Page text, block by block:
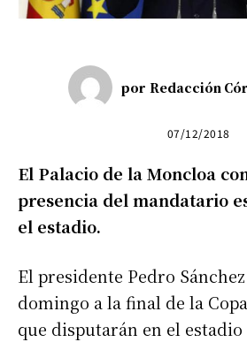
por Redacción
07/12/2018
El Palacio de la Moncloa
presencia del mandatario
el estadio.
El presidente Pedro
domingo a la final de la
que disputarán en el estadio